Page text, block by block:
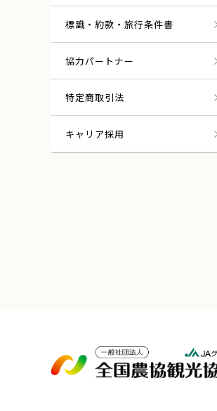
標識・約款・旅行条件書
協力パートナー
特定商取引法
キャリア採用